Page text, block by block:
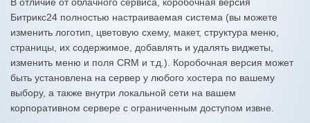
Битрикс24 полностью настраиваемая система (вы можете
изменить логотип, цветовую схему, макет, структура меню,
страницы, их содержимое, добавлять и удалять виджеты,
изменить меню и поля CRM и т.д.). Коробочная версия может
быть установлена на сервер у любого хостера по вашему
выбору, а также внутри локальной сети на вашем
корпоративном сервере с ограниченным доступом извне.